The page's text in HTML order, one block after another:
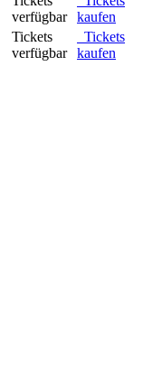
verfügbar
kaufen
Tickets
verfügbar
Tickets
kaufen